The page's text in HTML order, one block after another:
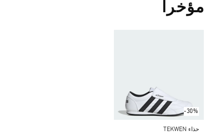
مؤخراً
-30%
حذاء TEKWEN